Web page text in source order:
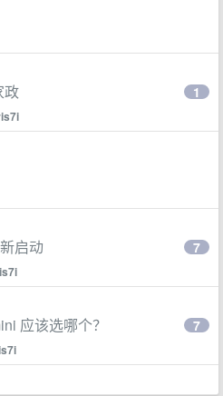
政 1
启动 7
应该选哪个？ 7